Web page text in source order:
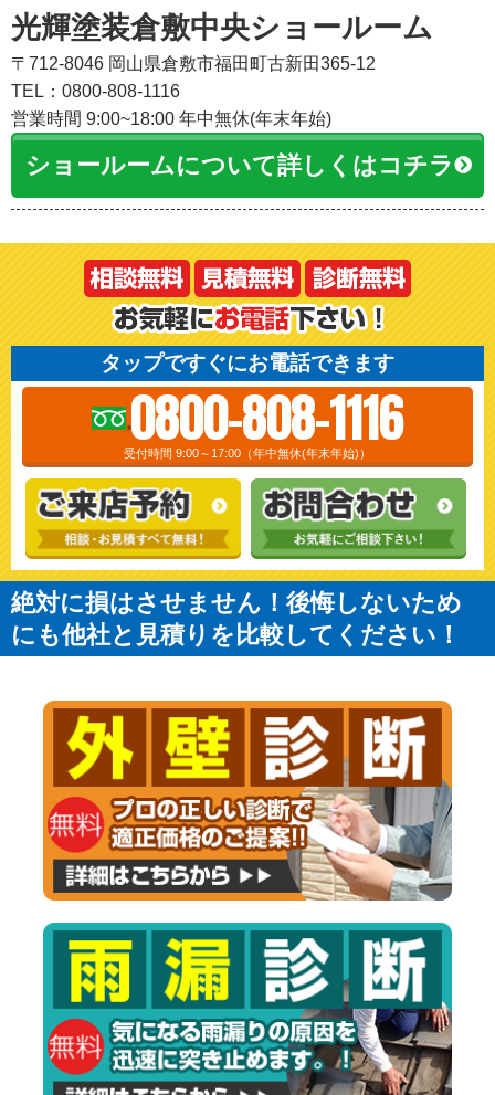
光輝塗装倉敷中央ショールーム
〒712-8046 岡山県倉敷市福田町古新田365-12
TEL：0800-808-1116
営業時間 9:00~18:00 年中無休(年末年始)
ショールームについて詳しくはコチラ
タップですぐにお電話できます
0800-808-1116
受付時間 9:00～17:00（年中無休(年末年始)）
絶対に損はさせません！後悔しないため
にも他社と見積りを比較してください！